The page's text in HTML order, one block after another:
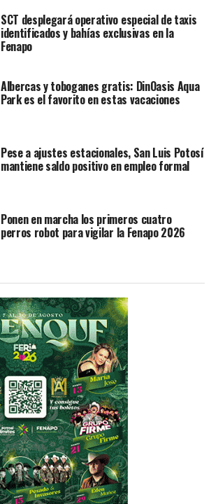
SCT desplegará operativo especial de taxis
identificados y bahías exclusivas en la
Fenapo
Albercas y toboganes gratis: DinOasis Aqua
Park es el favorito en estas vacaciones
Pese a ajustes estacionales, San Luis Potosí
mantiene saldo positivo en empleo formal
Ponen en marcha los primeros cuatro
perros robot para vigilar la Fenapo 2026